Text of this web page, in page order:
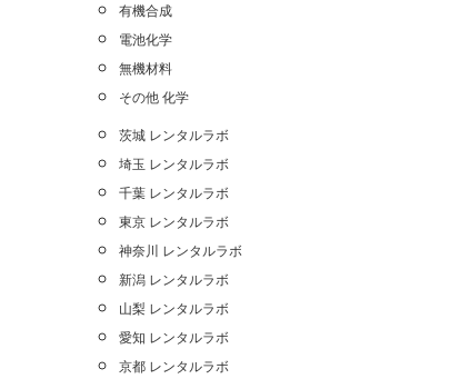
有機合成
電池化学
無機材料
その他 化学
茨城 レンタルラボ
埼玉 レンタルラボ
千葉 レンタルラボ
東京 レンタルラボ
神奈川 レンタルラボ
新潟 レンタルラボ
山梨 レンタルラボ
愛知 レンタルラボ
京都 レンタルラボ